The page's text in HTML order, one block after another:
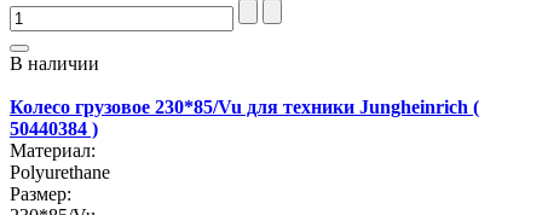
В наличии
Колесо грузовое 230*85/Vu для техники Jungheinrich (
50440384 )
Материал:
Polyurethane
Размер: